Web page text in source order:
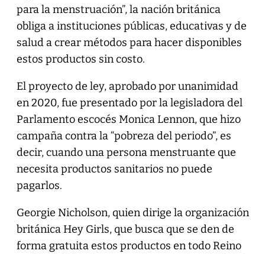
para la menstruación”, la nación británica
obliga a instituciones públicas, educativas y de
salud a crear métodos para hacer disponibles
estos productos sin costo.
El proyecto de ley, aprobado por unanimidad
en 2020, fue presentado por la legisladora del
Parlamento escocés Monica Lennon, que hizo
campaña contra la “pobreza del periodo”, es
decir, cuando una persona menstruante que
necesita productos sanitarios no puede
pagarlos.
Georgie Nicholson, quien dirige la organización
británica Hey Girls, que busca que se den de
forma gratuita estos productos en todo Reino